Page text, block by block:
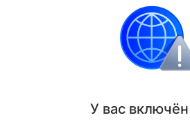
полноценную термическую
У вас включён